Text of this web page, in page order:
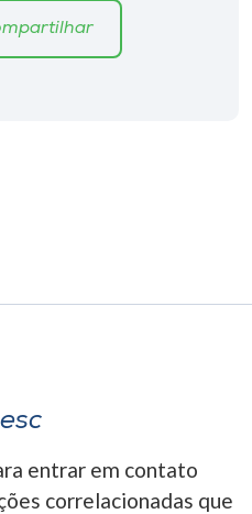
entrar em contato
correlacionadas que